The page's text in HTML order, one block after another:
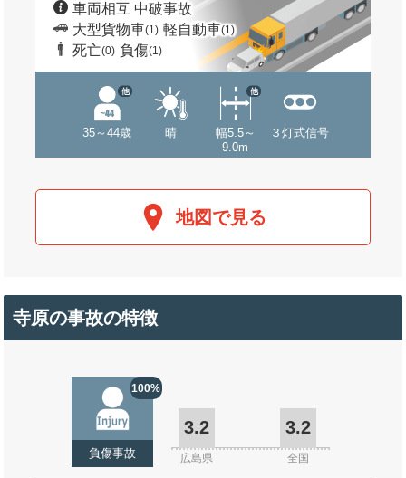
車両相互 中破事故
大型貨物車(1) 軽自動車(1)
死亡(0) 負傷(1)
35～44歳
他
晴
幅5.5～
9.0m
他
３灯式信号
地図で見る
寺原の事故の特徴
100%
負傷事故
3.2 3.2
広島県 全国